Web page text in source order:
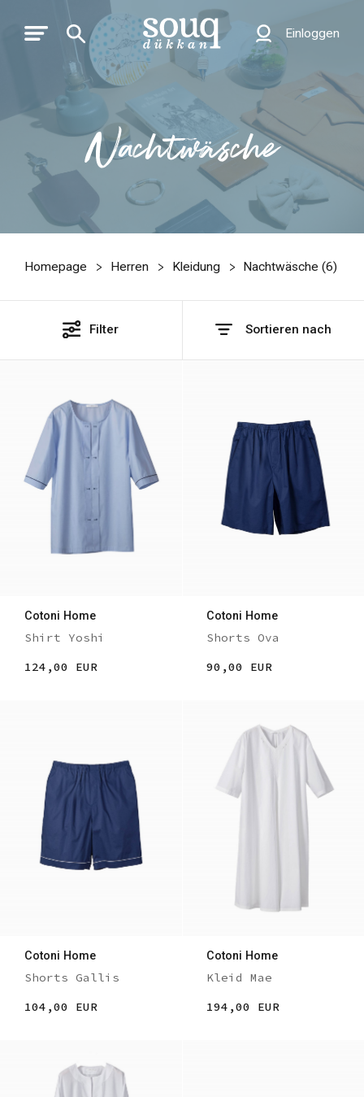
Einloggen
Nachtwäsche
Homepage Herren Kleidung Nachtwäsche (6)
Filter Sortieren nach
Cotoni Home
Shirt Yoshi
124,00 EUR
Cotoni Home
Shorts Ova
90,00 EUR
Cotoni Home
Shorts Gallis
104,00 EUR
Cotoni Home
Kleid Mae
194,00 EUR